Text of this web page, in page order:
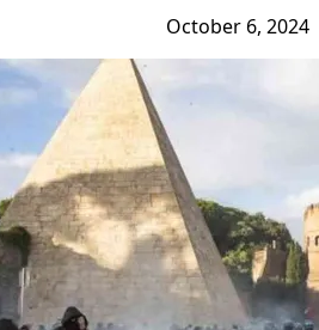
October 6, 2024